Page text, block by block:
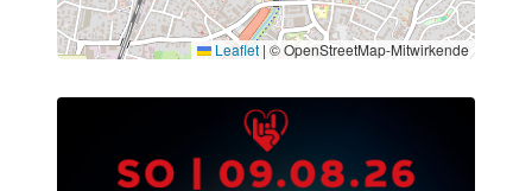
Leaflet | © OpenStreetMap-Mitwirkende